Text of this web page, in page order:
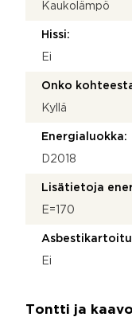
Kaukolämpö
Hissi:
Ei
Onko
Kyllä
Energialuokka:
D2018
Lisätietoja
E=170
Ei
Tontti ja